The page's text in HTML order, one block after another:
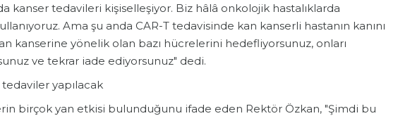
kanser tedavileri kişiselleşiyor. Biz hâlâ onkolojik hastalıklarda
Ama şu anda CAR-T tedavisinde kan kanserli hastanın kanını
kanserine yönelik olan bazı hücrelerini hedefliyorsunuz, onları
ve tekrar iade ediyorsunuz" dedi.
yapılacak
birçok yan etkisi bulunduğunu ifade eden Rektör Özkan, "Şimdi bu